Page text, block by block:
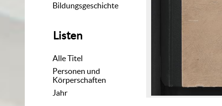
Bildungsgeschichte
Listen
Alle Titel
Personen und
Körperschaften
Jahr